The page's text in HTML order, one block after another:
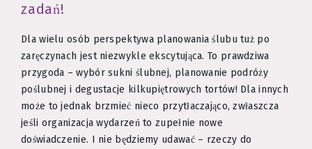
zadań!
Dla wielu osób perspektywa planowania ślubu tuż po
zaręczynach jest niezwykle ekscytująca. To prawdziwa
przygoda – wybór sukni ślubnej, planowanie podróży
poślubnej i degustacje kilkupiętrowych tortów! Dla innych
może to jednak brzmieć nieco przytłaczająco, zwłaszcza
jeśli organizacja wydarzeń to zupełnie nowe
doświadczenie. I nie będziemy udawać – rzeczy do